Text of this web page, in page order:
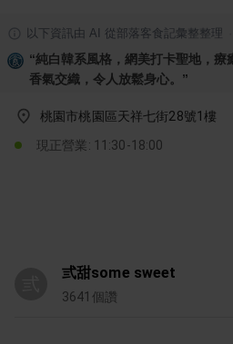
以下資訊由 AI 從部落客食記彙整整理
“純白韓系風格，網美打卡聖地，療
香氣交織，令人放鬆身心。 ”
桃園市桃園區天祥七街28號1樓
現正營業: 11:30-18:00
弎甜some sweet
3641 個讚